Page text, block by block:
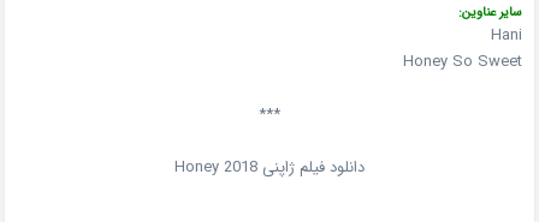
سایر عناوین:
Hani
Honey So Sweet
***
دانلود فیلم ژاپنی Honey 2018